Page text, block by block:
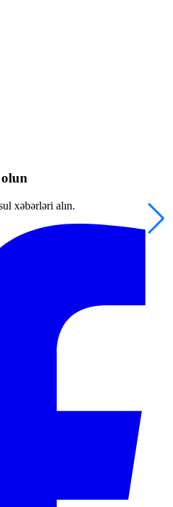
xəbərləri alın.